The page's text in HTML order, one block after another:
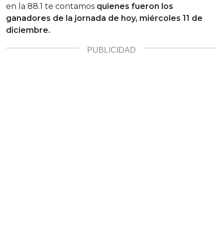
en la 88.1 te contamos quienes fueron los
ganadores de la jornada de hoy, miércoles 11 de
diciembre.